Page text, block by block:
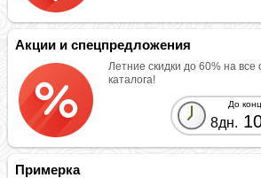
Акции и спецпредложения
Летние скидки до 60% на все
каталога!
До
8дн.
Примерка